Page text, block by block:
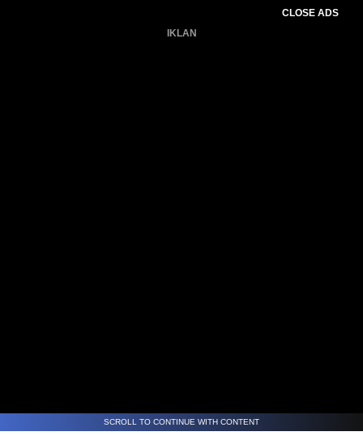
CLOSE ADS
IKLAN
SCROLL TO CONTINUE WITH CONTENT